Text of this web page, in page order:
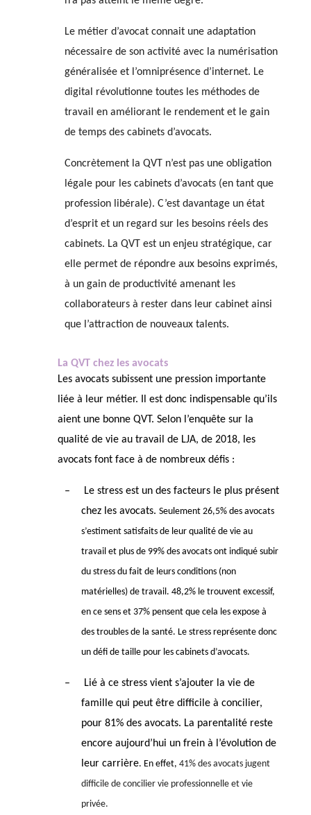
Le métier d’avocat connait une adaptation
nécessaire de son activité avec la numérisation
généralisée et l’omniprésence d’internet. Le
digital révolutionne toutes les méthodes de
travail en améliorant le rendement et le gain
de temps des cabinets d’avocats.
Concrètement la QVT n’est pas une obligation
légale pour les cabinets d’avocats (en tant que
profession libérale). C’est davantage un état
d’esprit et un regard sur les besoins réels des
cabinets. La QVT est un enjeu stratégique, car
elle permet de répondre aux besoins exprimés,
à un gain de productivité amenant les
collaborateurs à rester dans leur cabinet ainsi
que l’attraction de nouveaux talents.
La QVT chez les avocats
Les avocats subissent une pression importante
liée à leur métier. Il est donc indispensable qu’ils
aient une bonne QVT. Selon l’enquête sur la
qualité de vie au travail de LJA, de 2018, les
avocats font face à de nombreux défis :
– Le stressest un des facteurs le plus présent
chez les avocats. Seulement 26,5% des avocats
s’estiment satisfaits de leur qualité de vie au
travail et plus de 99% des avocats ont indiqué subir
du stress du fait de leurs conditions (non
matérielles) de travail. 48,2% le trouvent excessif,
en ce sens et 37% pensent que cela les expose à
des troubles de la santé. Le stress représente donc
un défi de taille pour les cabinets d’avocats.
–
Lié à ce stress vient s’ajouter la vie de
famille qui peut être difficile à concilier,
pour 81% des avocats. La parentalité reste
encore aujourd’hui un frein à l’évolution de
leur carrière. En effet, 41% des avocats jugent
difficile de concilier vie professionnelle et vie
privée.